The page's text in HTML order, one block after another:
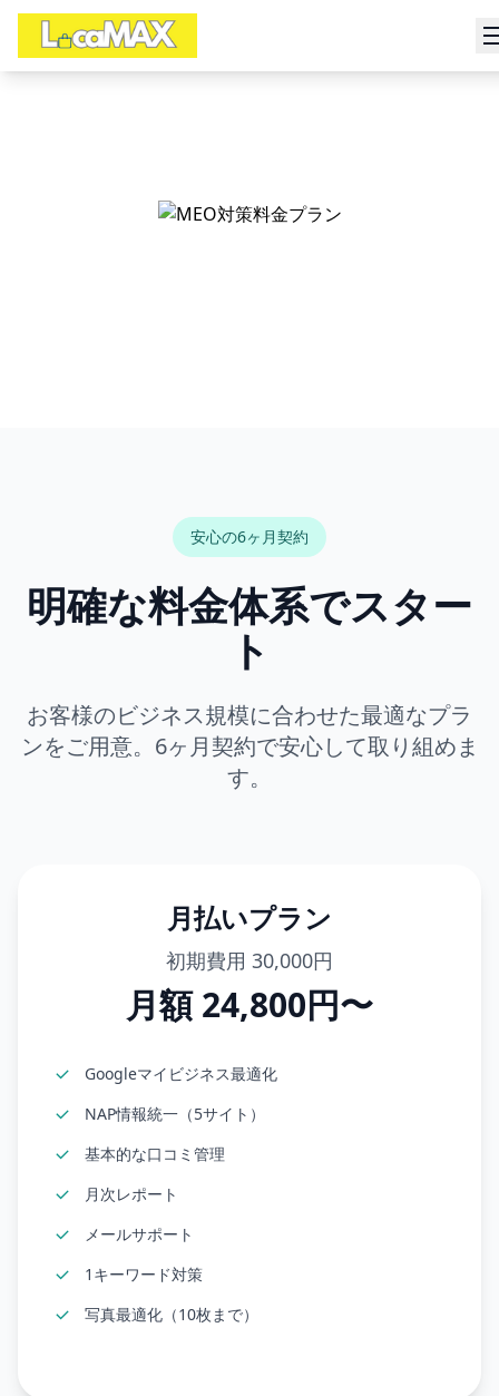
あなたのビジネスに最適なプランをお選びく
安心の6ヶ月契約
明確な料金体系でスター
ト
お客様のビジネス規模に合わせた最適なプラ
ンをご用意。6ヶ月契約で安心して取り組めま
す。
月払いプラン
初期費用 30,000円
月額 24,800円〜
Googleマイビジネス最適化
NAP情報統一（5サイト）
基本的な口コミ管理
月次レポート
メールサポート
1キーワード対策
写真最適化（10枚まで）